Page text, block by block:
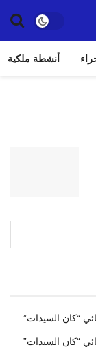
أنشطة ملكية
“كان السيدات”
“كان السيدات”